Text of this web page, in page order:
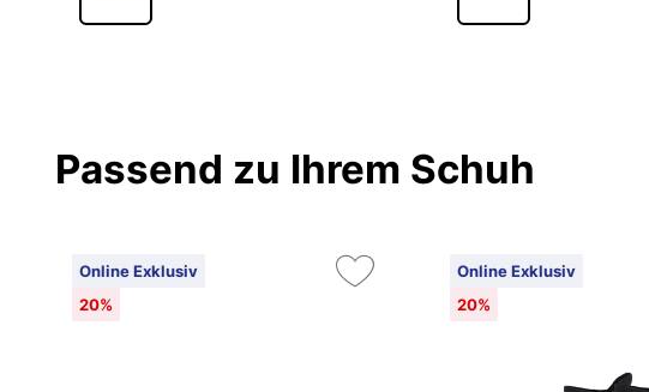
Passend zu Ihrem Schuh
Online Exklusiv
20%
Online Exklusiv
20%